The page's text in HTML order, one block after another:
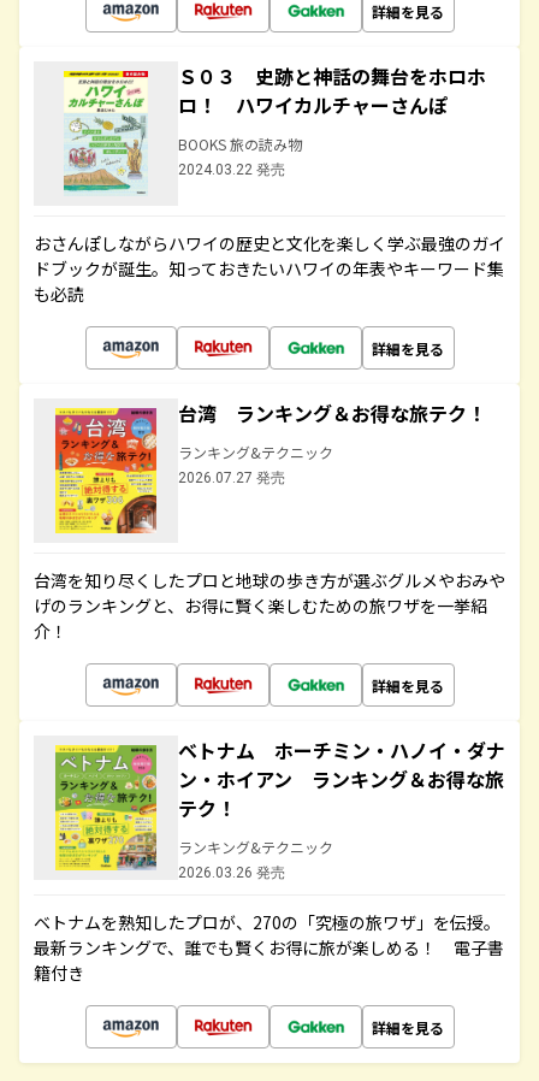
詳細を見る
Ｓ０３ 史跡と神話の舞台をホロホ
ロ！ ハワイカルチャーさんぽ
BOOKS 旅の読み物
2024.03.22 発売
おさんぽしながらハワイの歴史と文化を楽しく学ぶ最強のガイ
ドブックが誕生。知っておきたいハワイの年表やキーワード集
も必読
詳細を見る
台湾 ランキング＆お得な旅テク！
ランキング&テクニック
2026.07.27 発売
台湾を知り尽くしたプロと地球の歩き方が選ぶグルメやおみや
げのランキングと、お得に賢く楽しむための旅ワザを一挙紹
介！
詳細を見る
ベトナム ホーチミン・ハノイ・ダナ
ン・ホイアン ランキング＆お得な旅
テク！
ランキング&テクニック
2026.03.26 発売
ベトナムを熟知したプロが、270の「究極の旅ワザ」を伝授。
最新ランキングで、誰でも賢くお得に旅が楽しめる！ 電子書
籍付き
詳細を見る